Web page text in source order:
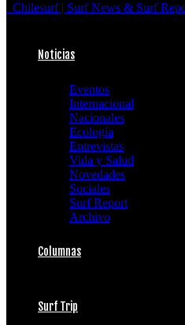
Chilesurf | Surf News & Surf
Noticias
Eventos
Internacional
Nacionales
Ecología
Entrevistas
Vida y Salud
Novedades
Sociales
Surf Report
Archivo
Columnas
Surf Trip